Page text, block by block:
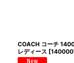
COACH コーチ
レディース [